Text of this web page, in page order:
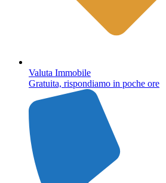
Valuta Immobile
Gratuita, rispondiamo in poche ore